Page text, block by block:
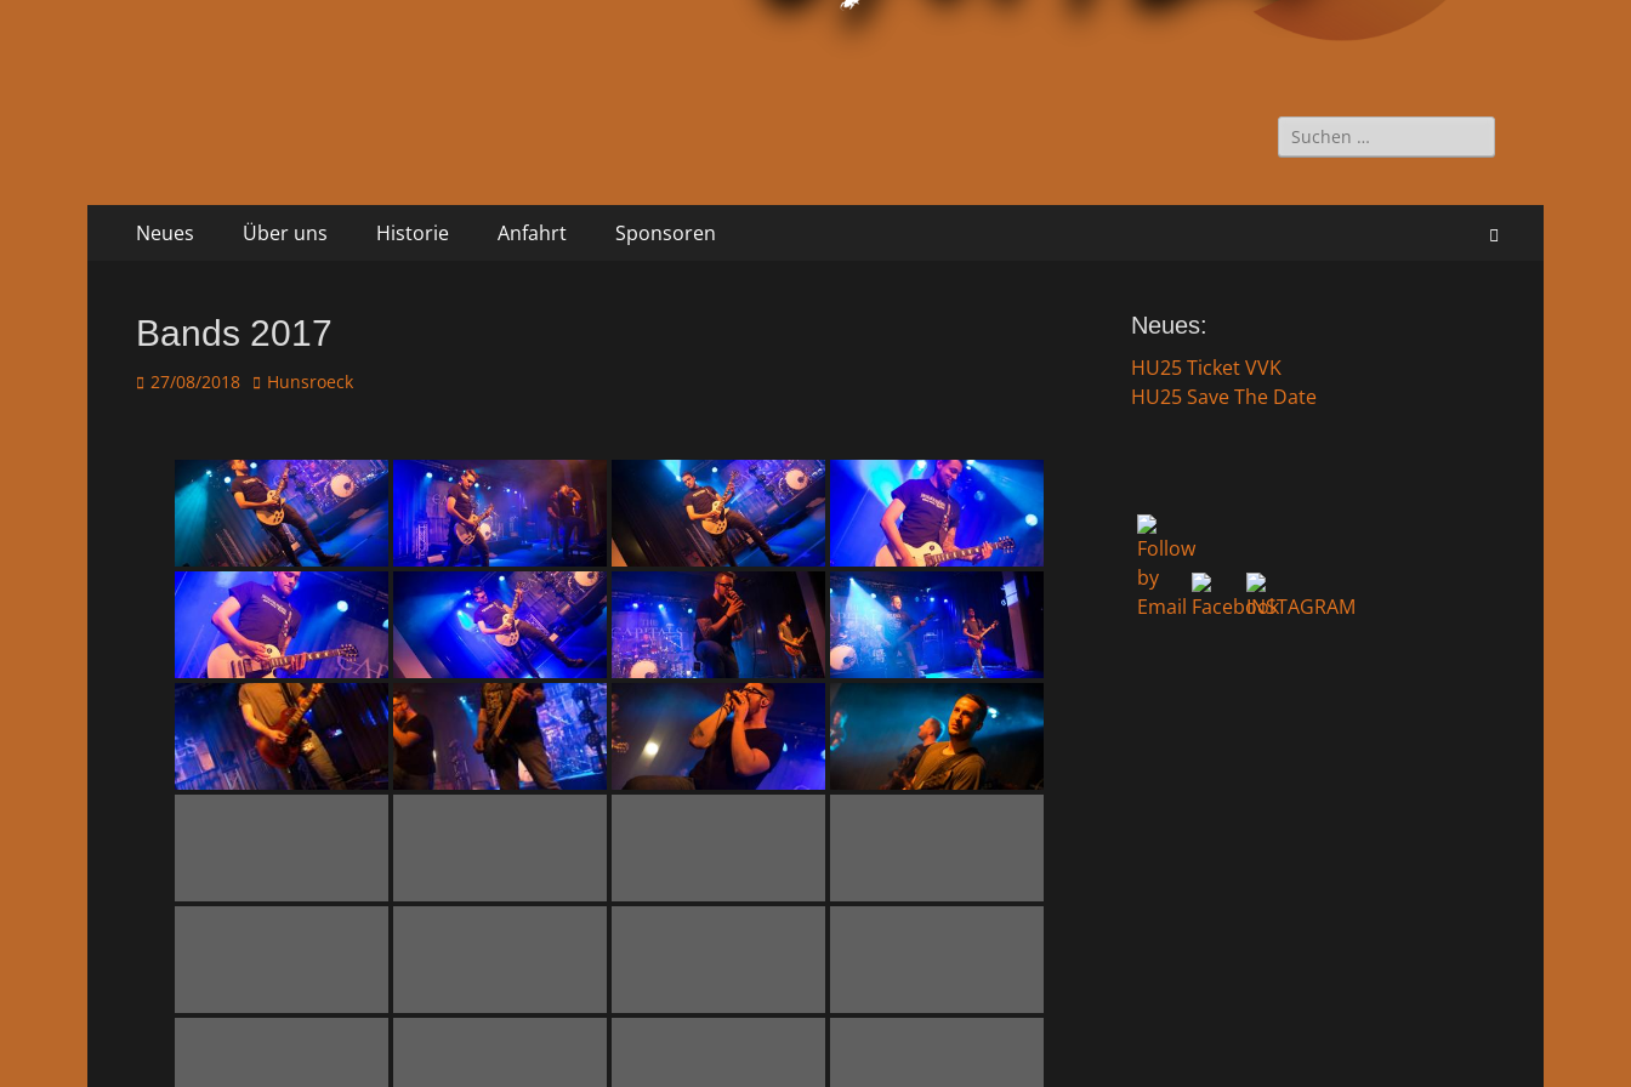
Suche
nach:
Primäres
Inhalt
Neues Über uns Historie Anfahrt Sponsoren
Bands 2017
Veröffentlicht
27/08/2018 Autor
Hunsroeck
Neues:
HU25 Ticket VVK
HU25 Save The Date